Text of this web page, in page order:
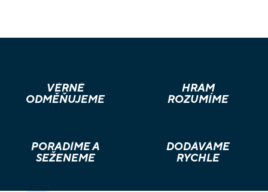
VĚRNÉ
ODMĚŇUJEME
HRÁM
ROZUMÍME
PORADÍME A
SEŽENEME
DODÁVÁME
RYCHLE